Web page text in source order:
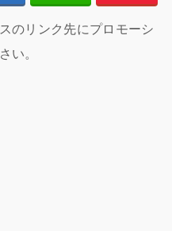
のリンク先にプロモーシ
い。